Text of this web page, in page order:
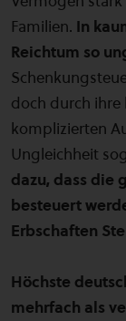
Familien. In
Reichtum so
doch durch
komplizierten
Ungleichheit
dazu, dass die
besteuert
Erbschaften
Höchste
mehrfach als